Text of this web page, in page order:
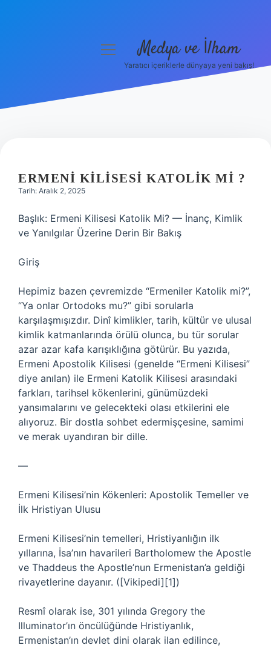
Hakkımızda
menüyüMedya ve İlham
Yaratıcı içeriklerle dünyaya yeni bakış!
ERMENI KILISESI KATOLIK MI ?
Tarih: Aralık 2, 2025
Başlık: Ermeni Kilisesi Katolik Mi? — İnanç, Kimlik
ve Yanılgılar Üzerine Derin Bir Bakış
Giriş
Hepimiz bazen çevremizde “Ermeniler Katolik mi?”,
“Ya onlar Ortodoks mu?” gibi sorularla
karşılaşmışızdır. Dinî kimlikler, tarih, kültür ve ulusal
kimlik katmanlarında örülü olunca, bu tür sorular
azar azar kafa karışıklığına götürür. Bu yazıda,
Ermeni Apostolik Kilisesi (genelde “Ermeni Kilisesi”
diye anılan) ile Ermeni Katolik Kilisesi arasındaki
farkları, tarihsel kökenlerini, günümüzdeki
yansımalarını ve gelecekteki olası etkilerini ele
alıyoruz. Bir dostla sohbet edermişçesine, samimi
ve merak uyandıran bir dille.
—
Ermeni Kilisesi’nin Kökenleri: Apostolik Temeller ve
İlk Hristiyan Ulusu
Ermeni Kilisesi’nin temelleri, Hristiyanlığın ilk
yıllarına, İsa’nın havarileri Bartholomew the Apostle
ve Thaddeus the Apostle’nun Ermenistan’a geldiği
rivayetlerine dayanır. ([Vikipedi][1])
Resmî olarak ise, 301 yılında Gregory the
Illuminator’ın öncülüğünde Hristiyanlık,
Ermenistan’ın devlet dini olarak ilan edilince,